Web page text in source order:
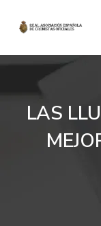
LAS